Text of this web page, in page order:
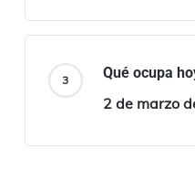
Qué ocupa
2 de marzo